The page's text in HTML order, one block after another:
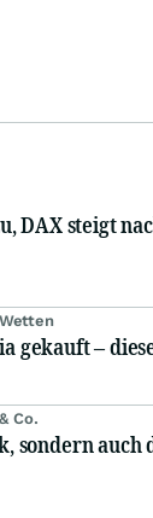
DAX steigt
gekauft –
Co.
sondern auch